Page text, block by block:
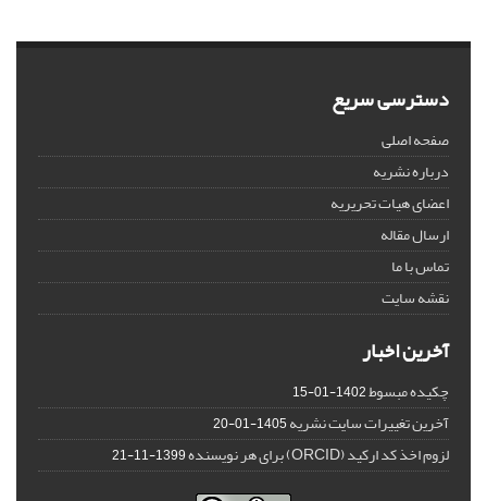
دسترسی سریع
صفحه اصلی
درباره نشریه
اعضای هیات تحریریه
ارسال مقاله
تماس با ما
نقشه سایت
آخرین اخبار
چکیده مبسوط1402-01-15
آخرین تغییرات سایت نشریه1405-01-20
لزوم اخذ کد ارکید (ORCID) برای هر نویسنده 1399-11-21